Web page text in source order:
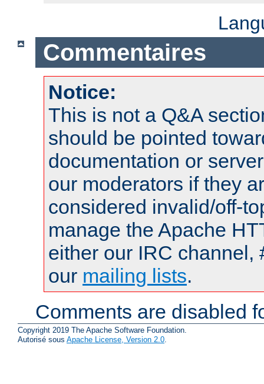
Commentaires
Notice:
This is not a Q&A
should be pointed
documentation or
our moderators if they
considered invalid/off-
manage the Apache
either our IRC channel,
our mailing lists.
Comments are disabled
Copyright 2019 The Apache Software Foundation.
Autorisé sous Apache License, Version 2.0